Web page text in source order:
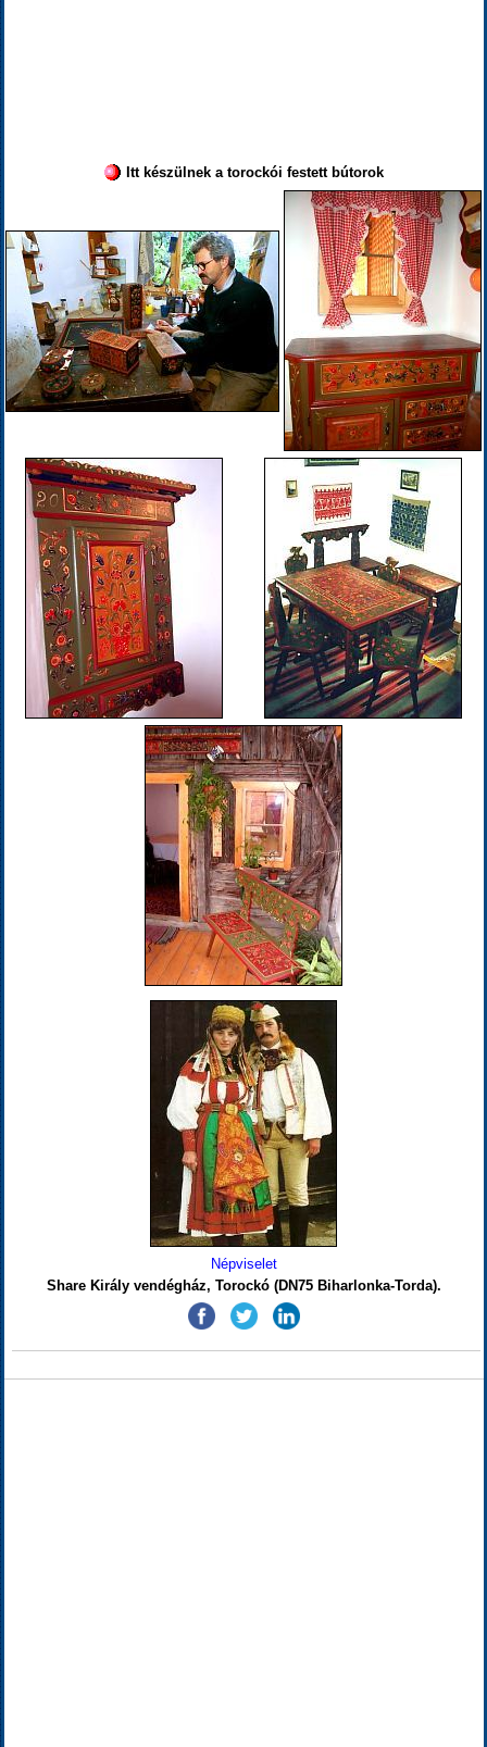
Itt készülnek a torockói festett bútorok
Népviselet
Share Király vendégház, Torockó (DN75 Biharlonka-Torda).